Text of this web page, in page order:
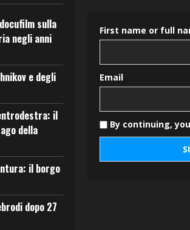
sulla
negli anni
e degli
il
della
il borgo
dopo 27
First name or full
Email
By continuing,